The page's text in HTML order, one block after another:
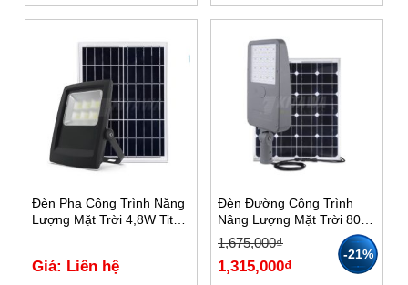
Đèn Pha Công Trình Năng
Lượng Mặt Trời 4,8W Titan
Giá: Liên hệ
-21%
Đèn Đường Công Trình
Nâng Lượng Mặt Trời 80W
Giva – GV.80
1,675,000₫
Giá
gốc
là:
1,675,000₫.
1,315,000₫
Giá
hiện
tại
là: